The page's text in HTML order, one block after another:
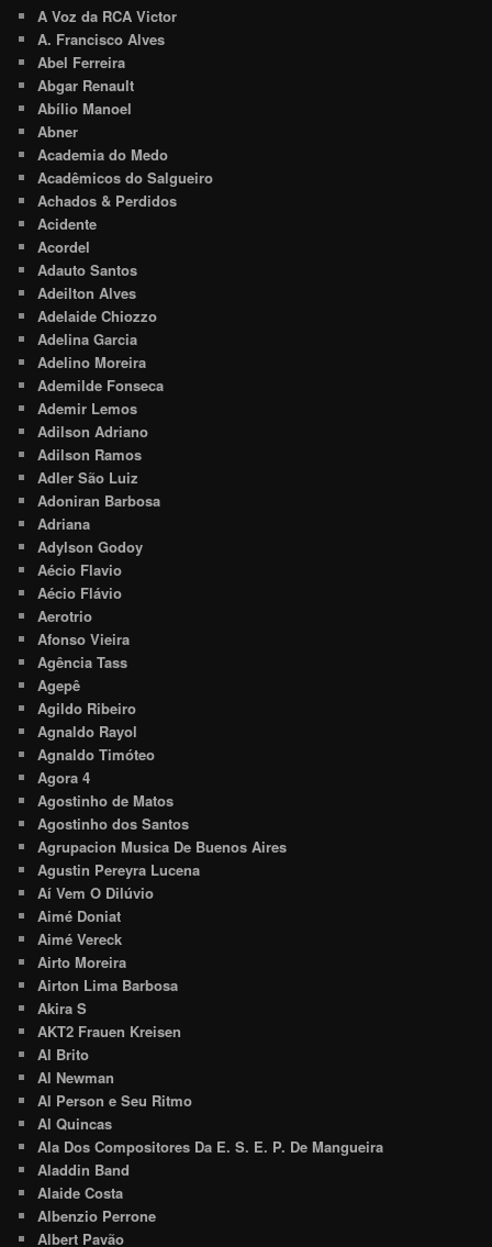
A Voz da RCA Victor
A. Francisco Alves
Abel Ferreira
Abgar Renault
Abílio Manoel
Abner
Academia do Medo
Acadêmicos do Salgueiro
Achados & Perdidos
Acidente
Acordel
Adauto Santos
Adeilton Alves
Adelaide Chiozzo
Adelina Garcia
Adelino Moreira
Ademilde Fonseca
Ademir Lemos
Adilson Adriano
Adilson Ramos
Adler São Luiz
Adoniran Barbosa
Adriana
Adylson Godoy
Aécio Flavio
Aécio Flávio
Aerotrio
Afonso Vieira
Agência Tass
Agepê
Agildo Ribeiro
Agnaldo Rayol
Agnaldo Timóteo
Agora 4
Agostinho de Matos
Agostinho dos Santos
Agrupacion Musica De Buenos Aires
Agustin Pereyra Lucena
Aí Vem O Dilúvio
Aimé Doniat
Aimé Vereck
Airto Moreira
Airton Lima Barbosa
Akira S
AKT2 Frauen Kreisen
Al Brito
Al Newman
Al Person e Seu Ritmo
Al Quincas
Ala Dos Compositores Da E. S. E. P. De Mangueira
Aladdin Band
Alaide Costa
Albenzio Perrone
Albert Pavão